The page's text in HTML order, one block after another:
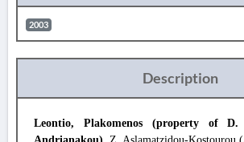
2003
Description
Leontio, Plakomenos (property of